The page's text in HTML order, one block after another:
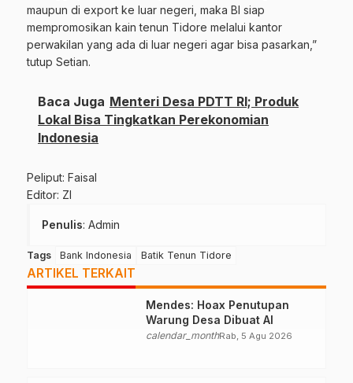
maupun di export ke luar negeri, maka BI siap
mempromosikan kain tenun Tidore melalui kantor
perwakilan yang ada di luar negeri agar bisa pasarkan,”
tutup Setian.
Baca Juga Menteri Desa PDTT RI; Produk
Lokal Bisa Tingkatkan Perekonomian
Indonesia
Peliput: Faisal
Editor: ZI
Penulis: Admin
Tags Bank Indonesia Batik Tenun Tidore
ARTIKEL TERKAIT
Mendes: Hoax Penutupan
Warung Desa Dibuat AI
calendar_monthRab, 5 Agu 2026